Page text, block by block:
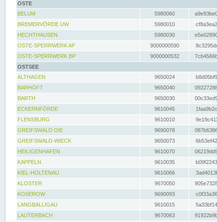
OSTE
BELUM
5980060
BREMERVÖRDE UW
5980010
HECHTHAUSEN
5980030
OSTE-SPERRWERK AP
9000000590
OSTE-SPERRWERK BP
9000000532
OSTSEE
ALTHAGEN
9650024
BARHÖFT
9650040
BARTH
9650030
ECKERNFÖRDE
9610045
FLENSBURG
9610010
GREIFSWALD OIE
9690078
GREIFSWALD-WIECK
9650073
HEILIGENHAFEN
9610070
KAPPELN
9610035
KIEL-HOLTENAU
9610066
KLOSTER
9670050
KOSEROW
9690093
LANGBALLIGAU
9610015
LAUTERBACH
9670063